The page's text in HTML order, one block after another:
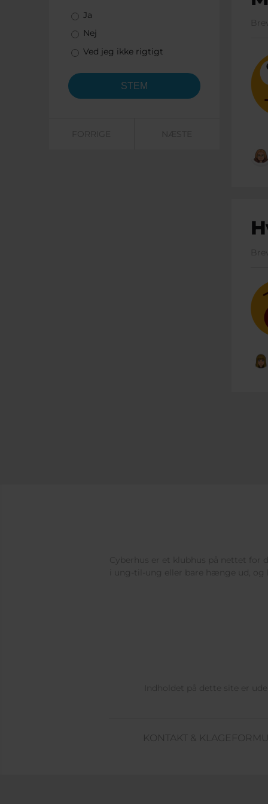
Valgmuligheder
Ja
Nej
Ved jeg ikke rigtigt
FORRIGE NÆSTE
Cyberhus er et klubhus på nettet for
i ung-til-ung eller bare hænge ud,
Indholdet på dette site er
KONTAKT &